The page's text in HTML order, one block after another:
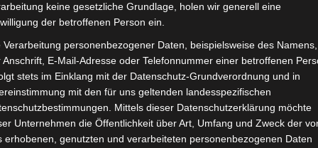
GARTENFEST GEBURTSTAG KREATIVE IDEEN
Einhorn Party (Unicorn-
Hej meine Lieben,
fand bei uns eine Unicorn Party mit 10 Teenie-Mädchen
keine gesetzliche Grundlage, holen wir generell eine
der betroffenen Person ein.
Verarbeitung personenbezogener Daten, beispielsweise des Namens,
Anschrift, E-Mail-Adresse oder Telefonnummer einer betroffenen
stets im Einklang mit der Datenschutz-Grundverordnung und in
mit den für uns geltenden landesspezifischen
Mittels dieser Datenschutzerklärung möchte
Unternehmen die Öffentlichkeit über Art, Umfang und Zweck der
erhobenen, genutzten und verarbeiteten personenbezogenen Daten